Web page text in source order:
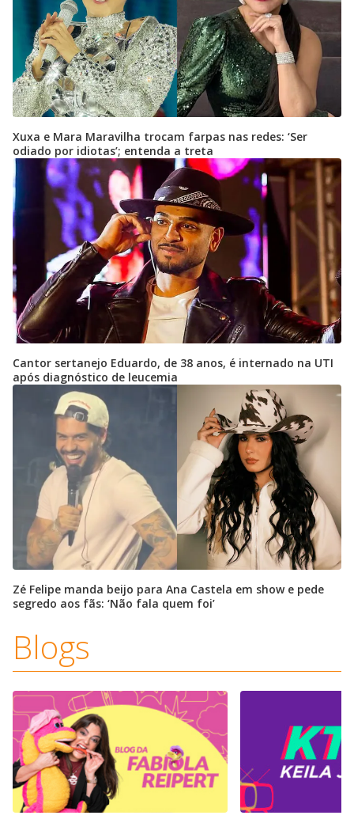
Xuxa e Mara Maravilha trocam farpas nas redes: ‘Ser
odiado por idiotas’; entenda a treta
Cantor sertanejo Eduardo, de 38 anos, é internado na UTI
após diagnóstico de leucemia
Zé Felipe manda beijo para Ana Castela em show e pede
segredo aos fãs: ‘Não fala quem foi’
Blogs